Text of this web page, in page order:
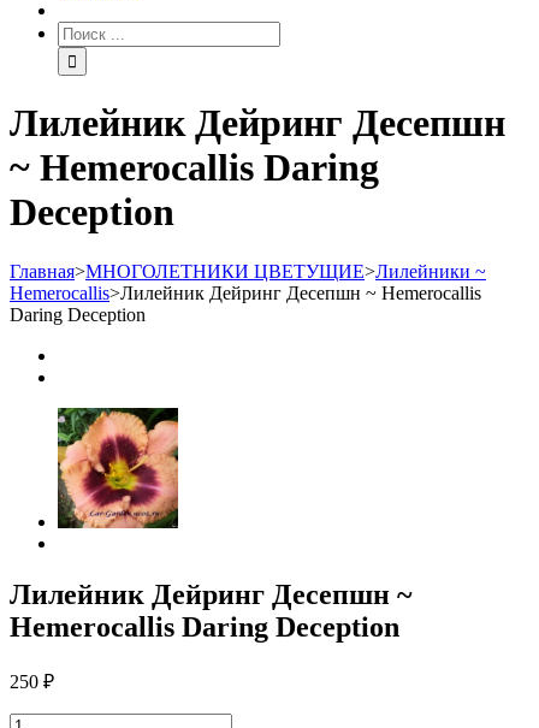
Лилейник Дейринг Десепшн
~ Hemerocallis Daring
Deception
Главная>МНОГОЛЕТНИКИ ЦВЕТУЩИЕ>Лилейники ~
Hemerocallis>Лилейник Дейринг Десепшн ~ Hemerocallis
Daring Deception
Лилейник Дейринг Десепшн ~
Hemerocallis Daring Deception
250 ₽
Количество